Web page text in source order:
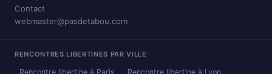
Contact
webmaster@pasdetabou.com
RENCONTRES LIBERTINES PAR VILLE
Rencontre libertine à Paris
Rencontre libertine à Lyon